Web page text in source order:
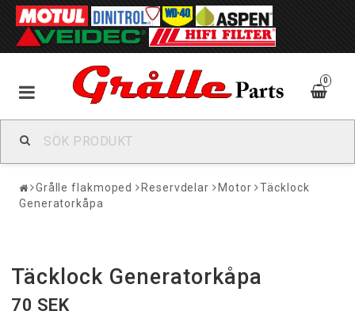
0
Grålle flakmoped Reservdelar Motor
Täcklock
Generatorkåpa
Täcklock Generatorkåpa
70 SEK